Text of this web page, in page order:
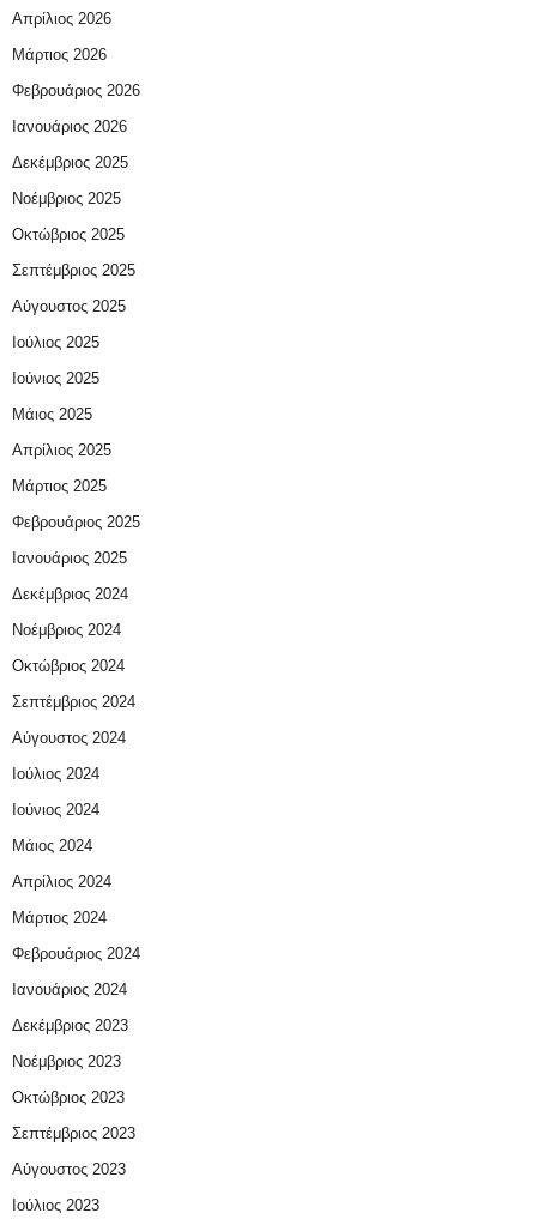
Απρίλιος 2026
Μάρτιος 2026
Φεβρουάριος 2026
Ιανουάριος 2026
Δεκέμβριος 2025
Νοέμβριος 2025
Οκτώβριος 2025
Σεπτέμβριος 2025
Αύγουστος 2025
Ιούλιος 2025
Ιούνιος 2025
Μάιος 2025
Απρίλιος 2025
Μάρτιος 2025
Φεβρουάριος 2025
Ιανουάριος 2025
Δεκέμβριος 2024
Νοέμβριος 2024
Οκτώβριος 2024
Σεπτέμβριος 2024
Αύγουστος 2024
Ιούλιος 2024
Ιούνιος 2024
Μάιος 2024
Απρίλιος 2024
Μάρτιος 2024
Φεβρουάριος 2024
Ιανουάριος 2024
Δεκέμβριος 2023
Νοέμβριος 2023
Οκτώβριος 2023
Σεπτέμβριος 2023
Αύγουστος 2023
Ιούλιος 2023